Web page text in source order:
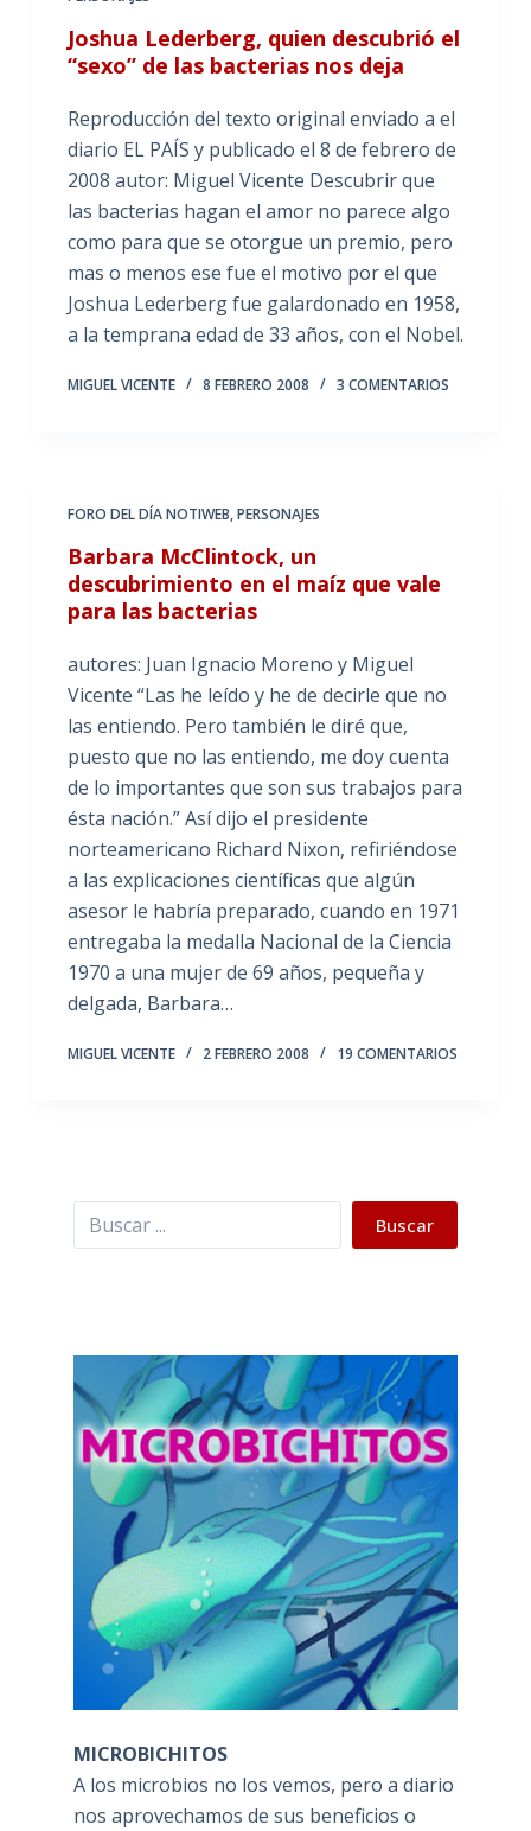
Joshua Lederberg, quien descubrió el
“sexo” de las bacterias nos deja
Reproducción del texto original enviado a el
diario EL PAÍS y publicado el 8 de febrero de
2008 autor: Miguel Vicente Descubrir que
las bacterias hagan el amor no parece algo
como para que se otorgue un premio, pero
mas o menos ese fue el motivo por el que
Joshua Lederberg fue galardonado en 1958,
a la temprana edad de 33 años, con el Nobel.
MIGUEL VICENTE 8 FEBRERO 2008 3 COMENTARIOS
FORO DEL DÍA NOTIWEB,PERSONAJES
Barbara McClintock, un
descubrimiento en el maíz que vale
para las bacterias
autores: Juan Ignacio Moreno y Miguel
Vicente “Las he leído y he de decirle que no
las entiendo. Pero también le diré que,
puesto que no las entiendo, me doy cuenta
de lo importantes que son sus trabajos para
ésta nación.” Así dijo el presidente
norteamericano Richard Nixon, refiriéndose
a las explicaciones científicas que algún
asesor le habría preparado, cuando en 1971
entregaba la medalla Nacional de la Ciencia
1970 a una mujer de 69 años, pequeña y
delgada, Barbara…
MIGUEL VICENTE 2 FEBRERO 2008 19 COMENTARIOS
Buscar Buscar
MICROBICHITOS
A los microbios no los vemos, pero a diario
nos aprovechamos de sus beneficios o